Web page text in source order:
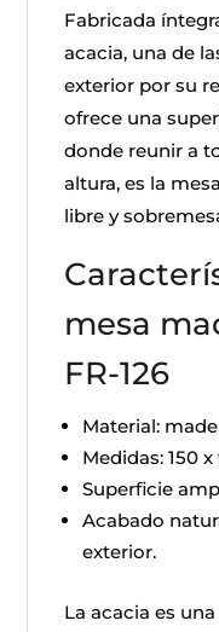
Fabricada
acacia, una de
exterior por su
ofrece una
donde reunir a
altura, es la
libre y
mesa
FR-126
Material:
Medidas: 150
Superficie
Acabado
exterior.
La acacia es